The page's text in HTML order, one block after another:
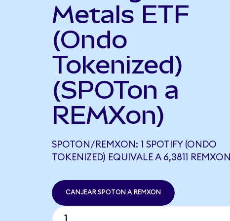
Metals ETF
(Ondo
Tokenized)
(SPOTon a
REMXon)
SPOTON/REMXON: 1 SPOTIFY (ONDO
TOKENIZED) EQUIVALE A 6,3811 REMXON
CANJEAR SPOTON A REMXON